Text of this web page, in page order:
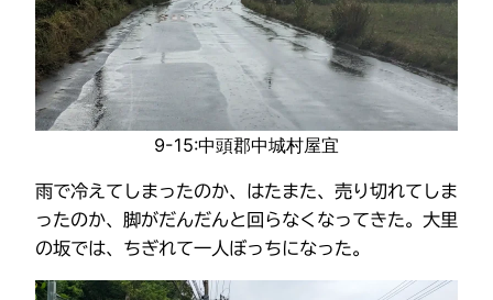
9-15:中頭郡中城村屋宜
雨で冷えてしまったのか、はたまた、売り切れてしま
ったのか、脚がだんだんと回らなくなってきた。大里
の坂では、ちぎれて一人ぼっちになった。